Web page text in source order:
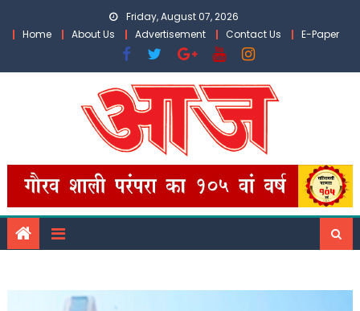
Friday, August 07, 2026
Home
About Us Advertisement Contact Us E-Paper